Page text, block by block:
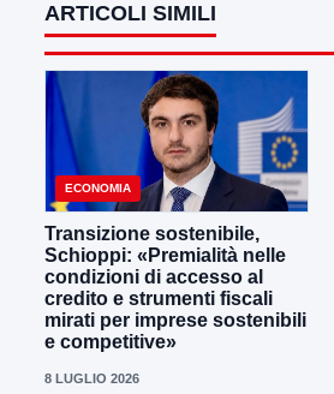
ARTICOLI SIMILI
ECONOMIA
Transizione sostenibile,
Schioppi: «Premialità nelle
condizioni di accesso al
credito e strumenti fiscali
mirati per imprese sostenibili
e competitive»
8 LUGLIO 2026